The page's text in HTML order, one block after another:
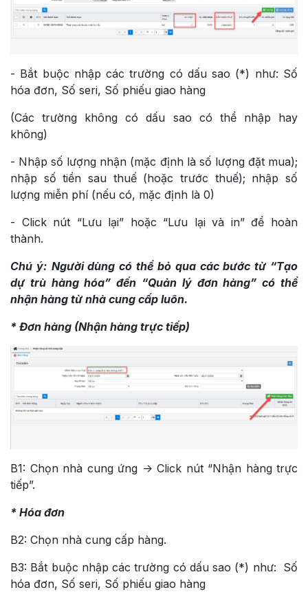
- Bắt buộc nhập các trường có dấu sao (*) như: Số
hóa đơn, Số seri, Số phiếu giao hàng
(Các trường không có dấu sao có thể nhập hay
không)
- Nhập số lượng nhận (mặc định là số lượng đặt mua);
nhập số tiền sau thuế (hoặc trước thuế); nhập số
lượng miễn phí (nếu có, mặc định là 0)
- Click nút “Lưu lại” hoặc “Lưu lại và in” để hoàn
thành.
Chú ý: Người dùng có thể bỏ qua các bước từ “Tạo
dự trù hàng hóa” đến “Quản lý đơn hàng” có thể
nhận hàng từ nhà cung cấp luôn.
* Đơn hàng (Nhận hàng trực tiếp)
B1: Chọn nhà cung ứng -> Click nút “Nhận hàng trực
tiếp”.
* Hóa đơn
B2: Chọn nhà cung cấp hàng.
B3: Bắt buộc nhập các trường có dấu sao (*) như: Số
hóa đơn, Số seri, Số phiếu giao hàng